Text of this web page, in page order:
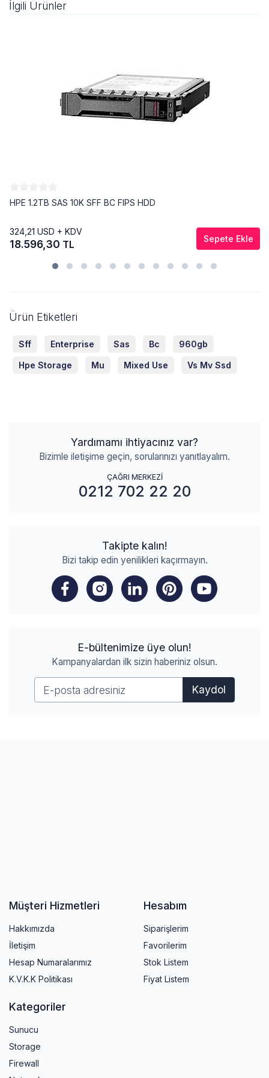
İlgili Ürünler
HPE 1.2TB SAS 10K SFF BC FIPS HDD
324,21 USD + KDV
18.596,30 TL Sepete Ekle
Ürün Etiketleri
Sff Enterprise Sas Bc 960gb
Hpe Storage Mu Mixed Use Vs Mv Ssd
Yardımamı ihtiyacınız var?
Bizimle iletişime geçin, sorularınızı yanıtlayalım.
ÇAĞRI MERKEZİ
0212 702 22 20
Takipte kalın!
Bizi takip edin yenilikleri kaçırmayın.
E-bültenimize üye olun!
Kampanyalardan ilk sizin haberiniz olsun.
Kaydol
Müşteri Hizmetleri
Hakkımızda
İletişim
Hesap Numaralarımız
K.V.K.K Politikası
Hesabım
Siparişlerim
Favorilerim
Stok Listem
Fiyat Listem
Kategoriler
Sunucu
Storage
Firewall